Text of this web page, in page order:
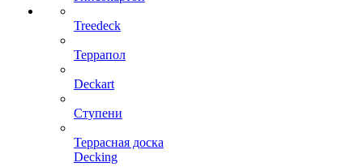
Treedeck
Террапол
Deckart
Ступени
Террасная доска
Decking